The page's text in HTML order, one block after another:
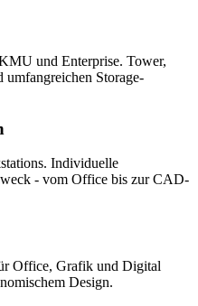
und Enterprise. Tower,
Storage-
Individuelle
- vom Office bis zur CAD-
Office, Grafik und Digital
Design.